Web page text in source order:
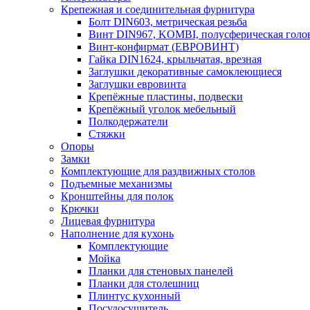
Крепежная и соединительная фурнитура
Болт DIN603, метрическая резьба
Винт DIN967, KOMBI, полусферическая
Винт-конфирмат (ЕВРОВИНТ)
Гайка DIN1624, крыльчатая, врезная
Заглушки декоративные самоклеющиеся
Заглушки евровинта
Крепёжные пластины, подвески
Крепёжный уголок мебельный
Полкодержатели
Стяжки
Опоры
Замки
Комплектующие для раздвижных столов
Подъемные механизмы
Кронштейны для полок
Крючки
Лицевая фурнитура
Наполнение для кухонь
Комплектующие
Мойка
Планки для стеновых панелей
Планки для столешниц
Плинтус кухонный